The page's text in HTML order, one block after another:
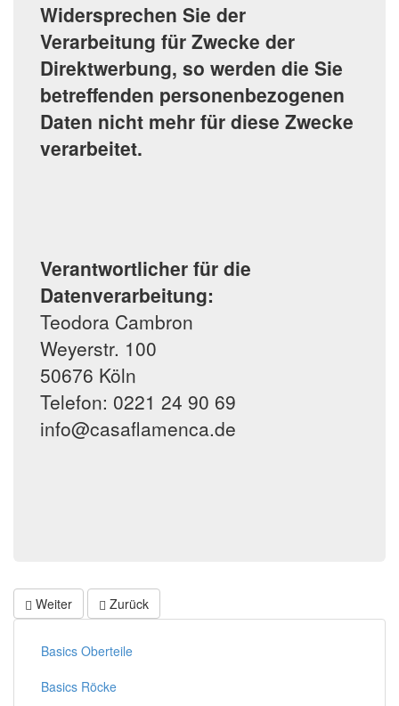
Widersprechen Sie der
Verarbeitung für Zwecke der
Direktwerbung, so werden die Sie
betreffenden personenbezogenen
Daten nicht mehr für diese Zwecke
verarbeitet.
Verantwortlicher für die
Datenverarbeitung:
Teodora Cambron
Weyerstr. 100
50676 Köln
Telefon: 0221 24 90 69
info@casaflamenca.de
Weiter Zurück
Basics Oberteile
Basics Röcke